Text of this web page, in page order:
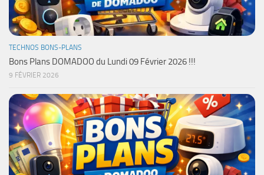
TECHNOS BONS-PLANS
Bons Plans DOMADOO du Lundi 09 Février 2026 !!!
9 FÉVRIER 2026